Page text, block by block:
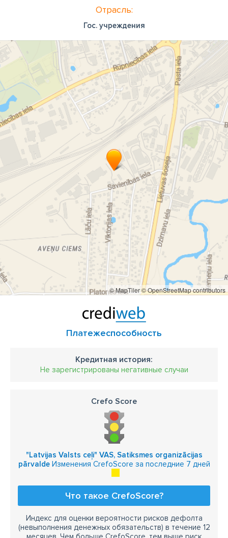
Отрасль:
Гос. учреждения
© MapTiler© OpenStreetMap contributors
Платежеспособность
Кредитная история:
Не зарегистрированы негативные случаи
Crefo Score
"Latvijas Valsts ceļi" VAS, Satiksmes organizācijas
pārvaldeИзменения CrefoScore за последние 7 дней
Что такое CrefoScore?
Индекс для оценки вероятности рисков дефолта
(невыполнения денежных обязательств) в течение 12